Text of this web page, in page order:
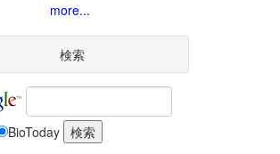
more...
検索
BioToday